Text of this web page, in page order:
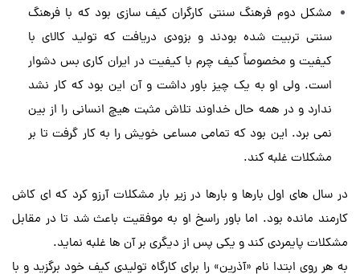
مشکل دوم فرهنگ سنتی کارگران کیف سازی بود که با فرهنگ
سنتی تربیت شده بودند و بزودی دریافت که تولید کالای با
کیفیت و مخصوصاً کیف چرم با کیفیت در ایران کاری بس دشوار
است. ولی او به یک چیز باور داشت و آن این بود که کار نشد
ندارد و در همه حال خداوند تلاش مثبت هیچ انسانی را از بین
نمی برد. این بود که تمامی مساعی خویش را به کار گرفت تا بر
مشکلات غلبه کند.
در سال های اول بارها و بارها در زیر بار مشکلات آرزو کرد که ای کاش
کارمند مانده بود. اما باور راسخ او به موفقیت باعث شد تا در مقابل
مشکلات پایمردی کند و یکی پس از دیگری بر آن ها غلبه نماید.
به هر روی ابتدا نام «آذرین» را برای کارگاه تولیدی کیف خود برگزید و با